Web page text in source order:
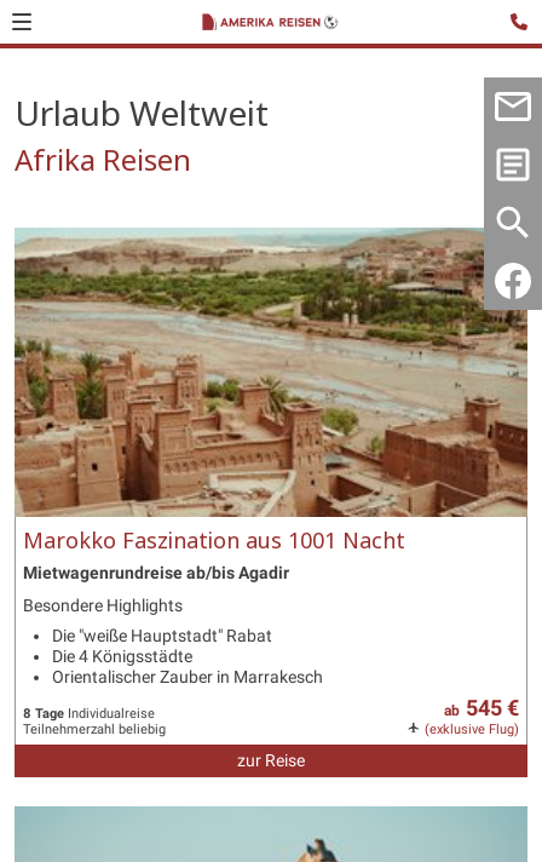
Urlaub Weltweit
Afrika Reisen
Marokko Faszination aus 1001 Nacht
Mietwagenrundreise ab/bis Agadir
Besondere Highlights
Die "weiße Hauptstadt" Rabat
Die 4 Königsstädte
Orientalischer Zauber in Marrakesch
8 Tage Individualreise
Teilnehmerzahl beliebig
ab 545 €
(exklusive Flug)
zur Reise